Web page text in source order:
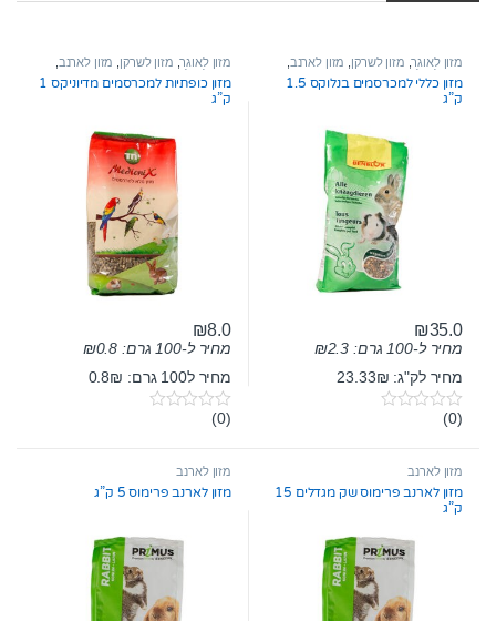
מזון לאוגר, מזון לשרקן מזון לארנב
מזון לחולדה
מזון כללי למכרסמים בנלוקס 1.5
ק”ג
₪35.0
מחיר ל-100 גרם: ₪2.3
מחיר לק"ג: 23.33₪
0
t
f
5
(0)
מזון לאוגר, מזון לשרקן מזון לארנב
מזון לחולדה
מזון כופתיות למכרסמים מדיוניקס 1
ק”ג
₪8.0
מחיר ל-100 גרם: ₪0.8
מחיר ל100 גרם: 0.8₪
0
t
f
(0)
מזון לארנב
מזון לארנב פרימוס שק מגדלים 15
ק”ג
מזון לארנב
מזון לארנב פרימוס 5 ק”ג